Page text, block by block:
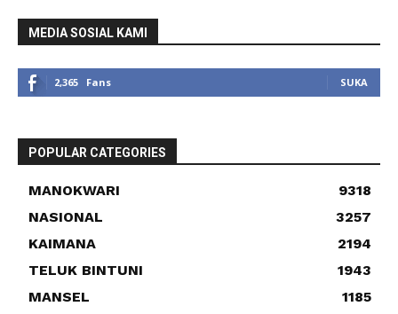
MEDIA SOSIAL KAMI
2,365 Fans SUKA
POPULAR CATEGORIES
MANOKWARI
9318
NASIONAL
3257
KAIMANA
2194
TELUK BINTUNI
1943
MANSEL
1185